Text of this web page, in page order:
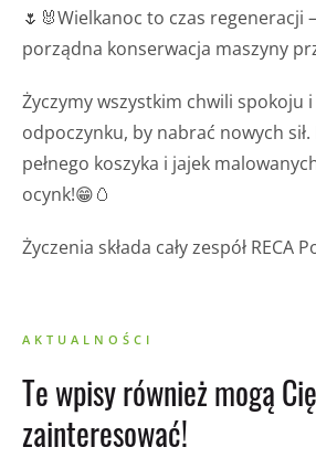
🌷🐰Wielkanoc to czas regeneracji
porządna konserwacja maszyny
Życzymy wszystkim chwili spokoju
odpoczynku, by nabrać nowych
pełnego koszyka i jajek
ocynk!😁🥚
Życzenia składa cały zespół RECA
AKTUALNOŚCI
Te wpisy również mogą Cię
zainteresować!